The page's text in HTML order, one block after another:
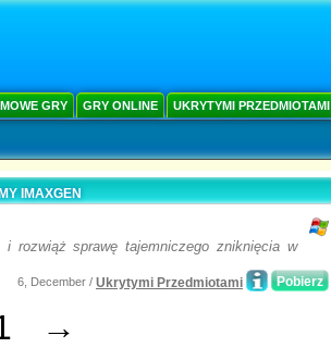
GRY GRY ONLINE UKRYTYMI PRZEDMIOTAMI
IMAXGEN
i rozwiąż sprawę tajemniczego zniknięcia w
Pobierz
6, December / Ukrytymi Przedmiotami
→